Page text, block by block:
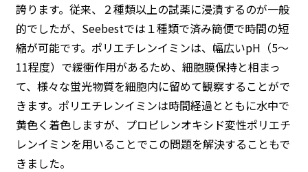
誇ります。従来、２種類以上の試薬に浸漬するのが一般
的でしたが、Seebestでは１種類で済み簡便で時間の短
縮が可能です。ポリエチレンイミンは、幅広いpH（5〜
11程度）で緩衝作用があるため、細胞膜保持と相まっ
て、様々な蛍光物質を細胞内に留めて観察することがで
きます。ポリエチレンイミンは時間経過とともに水中で
黄色く着色しますが、プロピレンオキシド変性ポリエチ
レンイミンを用いることでこの問題を解決することもで
きました。